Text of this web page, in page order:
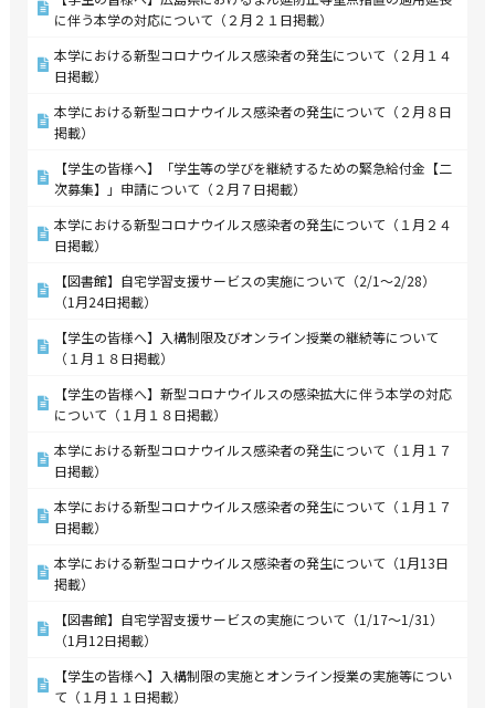
に伴う本学の対応について（２月２１日掲載）
本学における新型コロナウイルス感染者の発生について（２月１４
日掲載）
本学における新型コロナウイルス感染者の発生について（２月８日
掲載）
【学生の皆様へ】「学生等の学びを継続するための緊急給付金【二
次募集】」申請について（２月７日掲載）
本学における新型コロナウイルス感染者の発生について（１月２４
日掲載）
【図書館】自宅学習支援サービスの実施について（2/1～2/28）
（1月24日掲載）
【学生の皆様へ】入構制限及びオンライン授業の継続等について
（１月１８日掲載）
【学生の皆様へ】新型コロナウイルスの感染拡大に伴う本学の対応
について（１月１８日掲載）
本学における新型コロナウイルス感染者の発生について（１月１７
日掲載）
本学における新型コロナウイルス感染者の発生について（１月１７
日掲載）
本学における新型コロナウイルス感染者の発生について（1月13日
掲載）
【図書館】自宅学習支援サービスの実施について（1/17～1/31）
（1月12日掲載）
【学生の皆様へ】入構制限の実施とオンライン授業の実施等につい
て（１月１１日掲載）